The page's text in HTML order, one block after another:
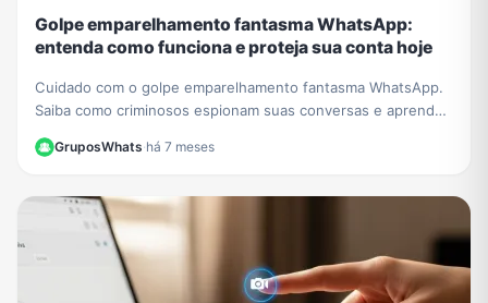
Golpe emparelhamento fantasma WhatsApp:
entenda como funciona e proteja sua conta hoje
Cuidado com o golpe emparelhamento fantasma WhatsApp.
Saiba como criminosos espionam suas conversas e aprenda
GruposWhats·há 7 meses